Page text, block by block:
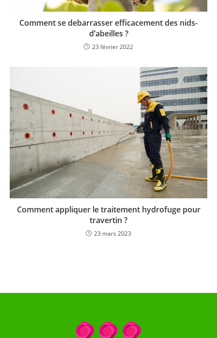
Comment se debarrasser efficacement des nids-
d’abeilles ?
23 février 2022
Comment appliquer le traitement hydrofuge pour
travertin ?
23 mars 2023